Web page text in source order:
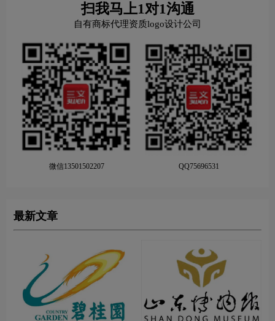
扫我马上1对1沟通
自有商标代理资质logo设计公司
微信13501502207 QQ75696531
最新文章